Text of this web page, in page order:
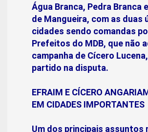
Água Branca, Pedra Branca
de Mangueira, com as duas
cidades sendo comandas
Prefeitos do MDB, que não
campanha de Cícero
partido na disputa.
EFRAIM E CÍCERO
EM CIDADES IMPORTANTES
Um dos principais assuntos